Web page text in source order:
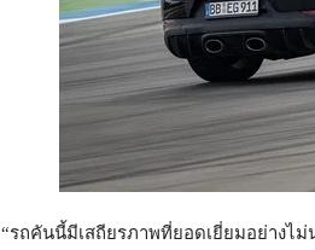
“รถคันนี้มีเสถียรภาพที่ยอดเยี่ยมอย่างไ